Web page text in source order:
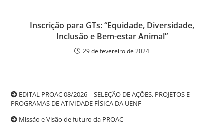
Inscrição para GTs: “Equidade, Diversidade,
Inclusão e Bem-estar Animal”
29 de fevereiro de 2024
EDITAL PROAC 08/2026 – SELEÇÃO DE AÇÕES, PROJETOS E
PROGRAMAS DE ATIVIDADE FÍSICA DA UENF
Missão e Visão de futuro da PROAC